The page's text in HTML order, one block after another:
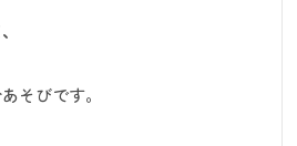
そびです。